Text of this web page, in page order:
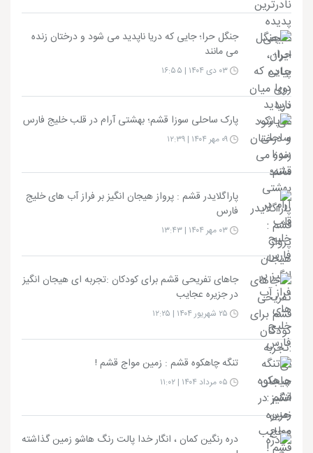
جنگل حرا؛ جایی که دریا ناپدید می شود و درختان زنده
می مانند
پارک ساحلی سوزا قشم؛ بهشتی آرام در قلب خلیج فارس
پاراگلایدر قشم : پرواز هیجان انگیز بر فراز آب های خلیج
فارس
جاهای تفریحی قشم برای کودکان :تجربه ای هیجان انگیز
در جزیره عجایب
تنگه چاهکوه قشم : زمین مواج قشم !
دره رنگین کمان ، انگار خدا پالت رنگ هاشو زمین گذاشته